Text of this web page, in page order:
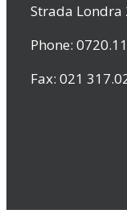
Strada Londra
Phone:
Fax: 021